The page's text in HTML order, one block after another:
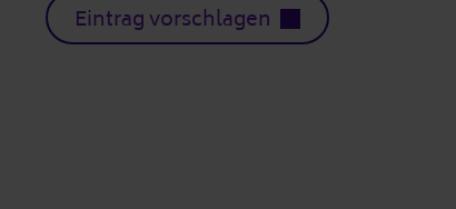
Eintrag vorschlagen